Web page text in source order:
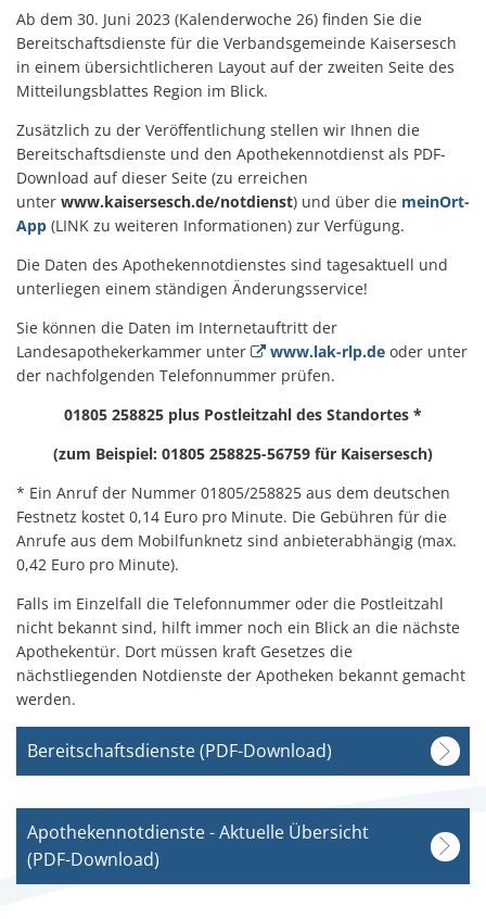
Ab dem 30. Juni 2023 (Kalenderwoche 26) finden Sie die
Bereitschaftsdienste für die Verbandsgemeinde Kaisersesch
in einem übersichtlicheren Layout auf der zweiten Seite des
Mitteilungsblattes Region im Blick.
Zusätzlich zu der Veröffentlichung stellen wir Ihnen die
Bereitschaftsdienste und den Apothekennotdienst als PDF-
Download auf dieser Seite (zu erreichen
unter www.kaisersesch.de/notdienst) und über die meinOrt-
App (LINK zu weiteren Informationen) zur Verfügung.
Die Daten des Apothekennotdienstes sind tagesaktuell und
unterliegen einem ständigen Änderungsservice!
Sie können die Daten im Internetauftritt der
Landesapothekerkammer unter
www.lak-rlp.de oder unter
der nachfolgenden Telefonnummer prüfen.
01805 258825 plus Postleitzahl des Standortes *
(zum Beispiel: 01805 258825-56759 für Kaisersesch)
* Ein Anruf der Nummer 01805/258825 aus dem deutschen
Festnetz kostet 0,14 Euro pro Minute. Die Gebühren für die
Anrufe aus dem Mobilfunknetz sind anbieterabhängig (max.
0,42 Euro pro Minute).
Falls im Einzelfall die Telefonnummer oder die Postleitzahl
nicht bekannt sind, hilft immer noch ein Blick an die nächste
Apothekentür. Dort müssen kraft Gesetzes die
nächstliegenden Notdienste der Apotheken bekannt gemacht
werden.
Bereitschaftsdienste (PDF-Download)
Apothekennotdienste - Aktuelle Übersicht
(PDF-Download)